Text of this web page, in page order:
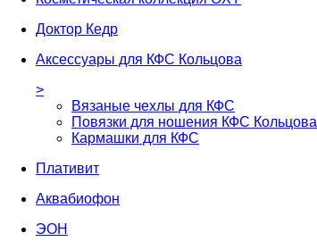
Доктор Кедр
Аксессуары для КФС Кольцова
>
Вязаные чехлы для КФС
Повязки для ношения КФС Кольцова
Кармашки для КФС
Плативит
Аквабиофон
ЭОН